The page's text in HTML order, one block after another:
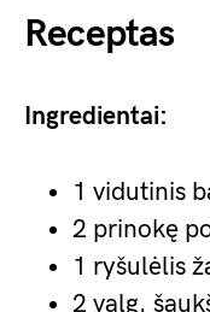
Receptas
Ingredientai:
1 vidutinis
2 prinokę
1 ryšulėlis
2 valg.